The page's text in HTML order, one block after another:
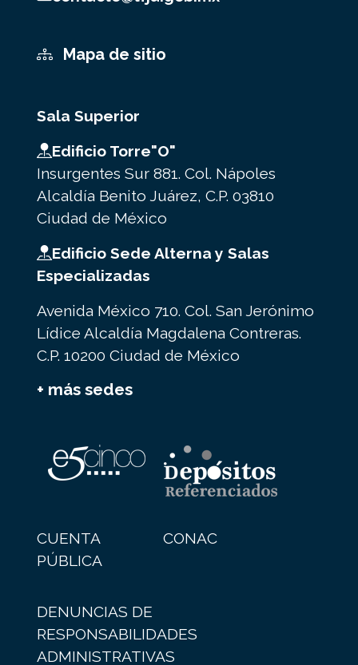
Mapa de sitio
Sala Superior
Edificio Torre"O"
Insurgentes Sur 881. Col. Nápoles
Alcaldía Benito Juárez, C.P. 03810
Ciudad de México
Edificio Sede Alterna y Salas
Especializadas
Avenida México 710. Col. San Jerónimo
Lídice Alcaldía Magdalena Contreras.
C.P. 10200 Ciudad de México
+ más sedes
CUENTA
PÚBLICA
CONAC
DENUNCIAS DE
RESPONSABILIDADES
ADMINISTRATIVAS